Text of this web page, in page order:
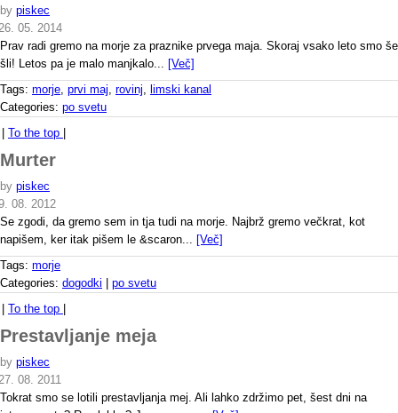
by piskec
05. 2014
Prav radi gremo na morje za praznike prvega maja. Skoraj vsako leto smo še
šli! Letos pa je malo manjkalo... [Več]
Tags: morje, prvi maj, rovinj, limski kanal
Categories: po svetu
To the top
Murter
by piskec
08. 2012
Se zgodi, da gremo sem in tja tudi na morje. Najbrž gremo večkrat, kot
napišem, ker itak pišem le &scaron... [Več]
Tags: morje
Categories: dogodki
po svetu
To the top
Prestavljanje meja
by piskec
08. 2011
Tokrat smo se lotili prestavljanja mej. Ali lahko zdržimo pet, šest dni na